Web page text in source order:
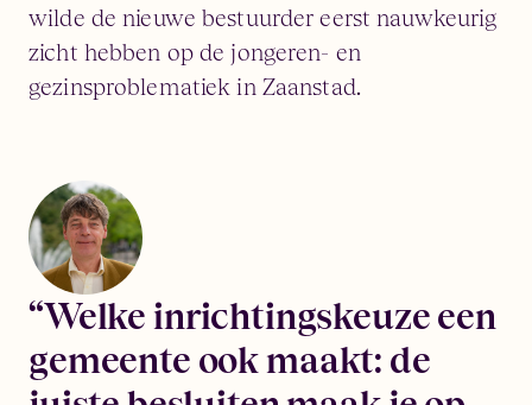
wilde de nieuwe bestuurder eerst nauwkeurig
zicht hebben op de jongeren- en
gezinsproblematiek in Zaanstad.
“Welke inrichtingskeuze een
gemeente ook maakt: de